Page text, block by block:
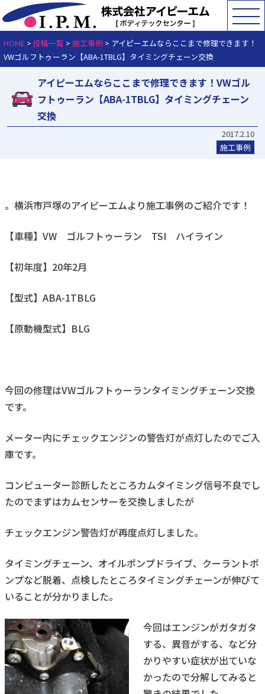
HOME >投稿一覧 >施工事例 > アイピーエムならここまで修理できます！
VWゴルフトゥーラン【ABA-1TBLG】タイミングチェーン交換
アイピーエムならここまで修理できます！VWゴル
フトゥーラン【ABA-1TBLG】タイミングチェーン
交換
2017.2.10
施工事例
。横浜市戸塚のアイピーエムより施工事例のご紹介です！
【車種】VW ゴルフトゥーラン TSI ハイライン
【初年度】20年2月
【型式】ABA-1TBLG
【原動機型式】BLG
今回の修理はVWゴルフトゥーランタイミングチェーン交換
です。
メーター内にチェックエンジンの警告灯が点灯したのでご入
庫です。
コンピューター診断したところカムタイミング信号不良でし
たのでまずはカムセンサーを交換しましたが
チェックエンジン警告灯が再度点灯しました。
タイミングチェーン、オイルポンプドライブ、クーラントポ
ンプなど脱着、点検したところタイミングチェーンが伸びて
いることが分かりました。
今回はエンジンがガタガタ
する、異音がする、など分
かりやすい症状が出ていな
かったので分解してみると